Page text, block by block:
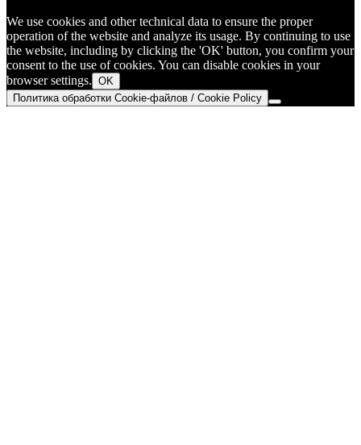
We use cookies and other technical data to ensure the proper
operation of the website and analyze its usage. By continuing to use
the website, including by clicking the 'OK' button, you confirm your
consent to the use of cookies. You can disable cookies in your
browser settings. OK
Политика обработки Cookie-файлов / Cookie Policy